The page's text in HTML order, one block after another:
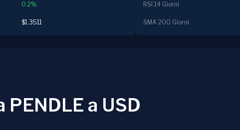
0.2%
$1.3511
RSI 14 Giorni
SMA 200 Giorni
PENDLE a USD